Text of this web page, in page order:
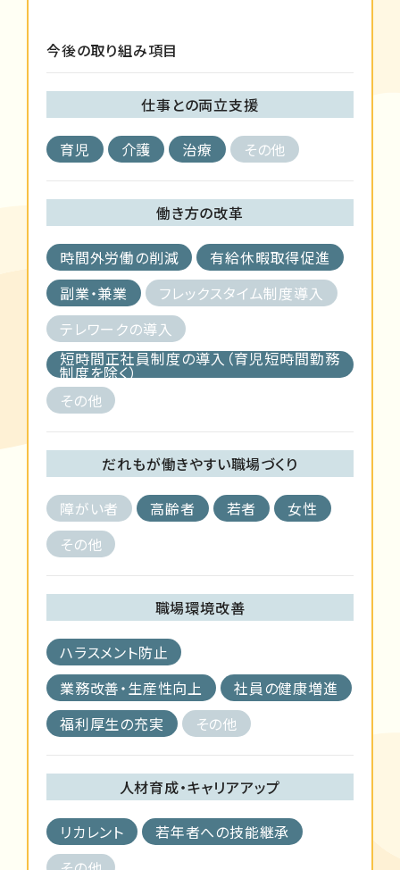
今後の取り組み項目
仕事との両立支援
育児 介護 治療 その他
働き方の改革
時間外労働の削減
有給休暇取得促進
副業・兼業
フレックスタイム制度導入
テレワークの導入
短時間正社員制度の導入（育児短時間勤務
制度を除く）
その他
だれもが働きやすい職場づくり
障がい者 高齢者 若者
女性
その他
職場環境改善
ハラスメント防止
業務改善・生産性向上
社員の健康増進
福利厚生の充実
その他
人材育成・キャリアアップ
リカレント
若年者への技能継承